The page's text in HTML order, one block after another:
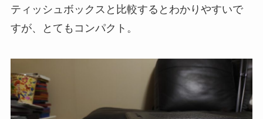
ティッシュボックスと比較するとわかりやすいで
すが、とてもコンパクト。